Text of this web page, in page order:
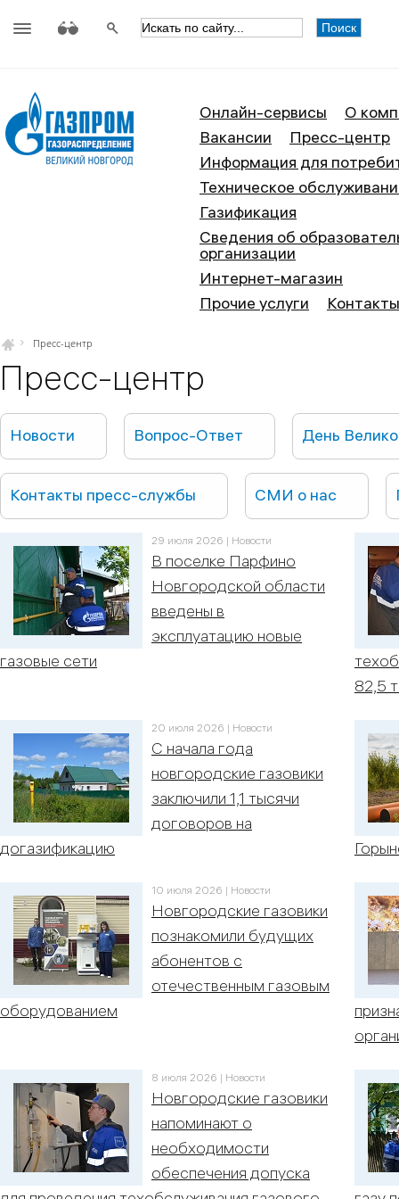
Онлайн-сервисы
О
Вакансии
Пресс-центр
Информация для
Техническое
Газификация
Сведения об
организации
Интернет-магазин
Прочие услуги
Контакты
Пресс-центр
Пресс-центр
Новости Вопрос-Ответ День
Контакты пресс-службы СМИ о нас
29 июля 2026 | Новости
В поселке Парфино
Новгородской области
введены в
эксплуатацию новые
газовые сети
82,5
20 июля 2026 | Новости
С начала года
новгородские газовики
заключили 1,1 тысячи
договоров на
догазификацию
10 июля 2026 | Новости
Новгородские газовики
познакомили будущих
абонентов с
отечественным газовым
оборудованием
8 июля 2026 | Новости
Новгородские газовики
напоминают о
необходимости
обеспечения допуска